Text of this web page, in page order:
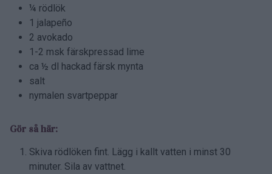
¼ rödlök
1 jalapeño
2 avokado
1-2 msk färskpressad lime
ca ½ dl hackad färsk mynta
salt
nymalen svartpeppar
Gör så här:
Skiva rödlöken fint. Lägg i kallt vatten i minst 30
minuter. Sila av vattnet.